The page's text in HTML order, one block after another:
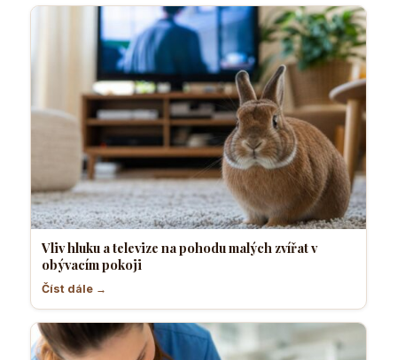
Vliv hluku a televize na pohodu malých zvířat v
obývacím pokoji
Číst dále →